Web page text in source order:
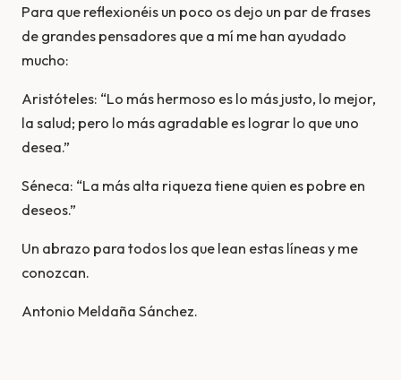
Para que reflexionéis un poco os dejo un par de frases
de grandes pensadores que a mí me han ayudado
mucho:
Aristóteles: “Lo más hermoso es lo más justo, lo mejor,
la salud; pero lo más agradable es lograr lo que uno
desea.”
Séneca: “La más alta riqueza tiene quien es pobre en
deseos.”
Un abrazo para todos los que lean estas líneas y me
conozcan.
Antonio Meldaña Sánchez.